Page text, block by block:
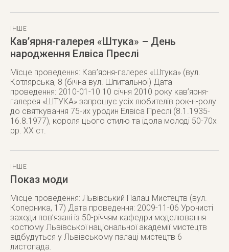
ІНШЕ
Кав’ярня-галерея «Штука» – День
народження Елвіса Преслі
Місце проведення: Кав’ярня-галерея «Штука» (вул.
Котлярська, 8 (бічна вул. Шпитальної) Дата
проведення: 2010-01-10 10 січня 2010 року кав’ярня-
галерея «ШТУКА» запрошує усіх любителів рок-н-ролу
до святкування 75-их уродин Елвіса Преслі (8.1.1935-
16.8.1977), короля цього стилю та ідола молоді 50-70х
рр. ХХ ст.
ІНШЕ
Показ моди
Місце проведення: Львівський Палац Мистецтв (вул.
Коперника, 17) Дата проведення: 2009-11-06 Урочисті
заходи пов’язані із 50-річчям кафедри моделювання
костюму Львівської національної академії мистецтв
відбудуться у Львівському палаці мистецтв 6
листопада.